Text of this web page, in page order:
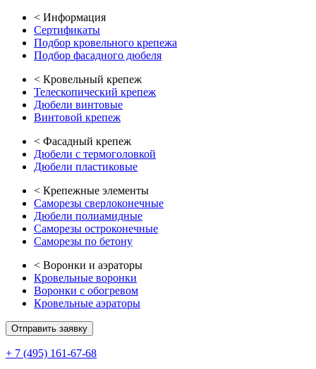
< Информация
Сертификаты
Подбор кровельного крепежа
Подбор фасадного дюбеля
< Кровельный крепеж
Телескопический крепеж
Дюбели винтовые
Винтовой крепеж
< Фасадный крепеж
Дюбели с термоголовкой
Дюбели пластиковые
< Крепежные элементы
Саморезы сверлоконечные
Дюбели полиамидные
Саморезы остроконечные
Саморезы по бетону
< Воронки и аэраторы
Кровельные воронки
Воронки с обогревом
Кровельные аэраторы
Отправить заявку
+ 7 (495) 161-67-68